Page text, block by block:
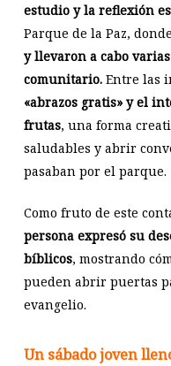
estudio y la reflexión
Parque de la Paz, donde
y llevaron a cabo
comunitario.Entre las
«abrazos gratis» y el
frutas, una forma
saludables y abrir
pasaban por el parque.
Como fruto de este
persona expresó su
bíblicos, mostrando
pueden abrir puertas
evangelio.
Un sábado joven